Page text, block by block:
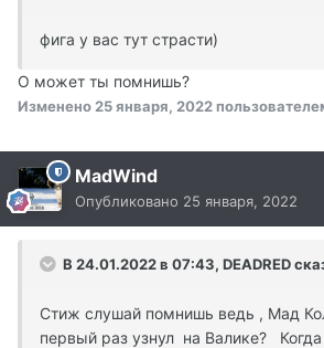
фига у вас тут страсти)
О может ты помнишь?
Изменено 25 января, 2022
MadWind
Опубликовано 25 января, 2022
В 24.01.2022 в 07:43, DEADRED
Стиж слушай помнишь ведь , Мад
первый раз узнул на Валике?